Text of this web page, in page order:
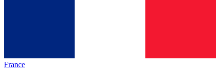
France